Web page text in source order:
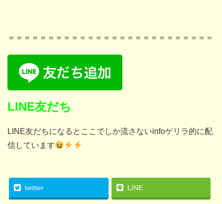
＝＝＝＝＝＝＝＝＝＝＝＝＝＝＝＝＝＝＝＝＝＝＝＝＝＝
LINE友だち
LINE友だちになるとここでしか流さないinfoゲリラ的に配
信しています
twitter LINE